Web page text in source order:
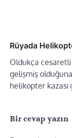
Rüyada
Oldukça
gelişmiş
helikopter
Bir cevap yazın